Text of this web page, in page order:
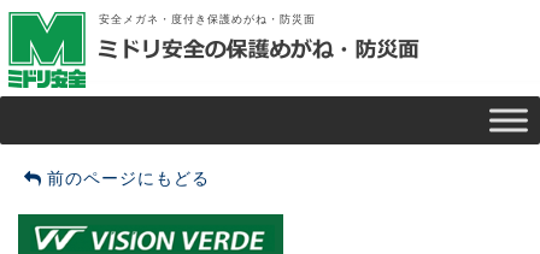
安全メガネ・度付き保護めがね・防災面
前のページにもどる